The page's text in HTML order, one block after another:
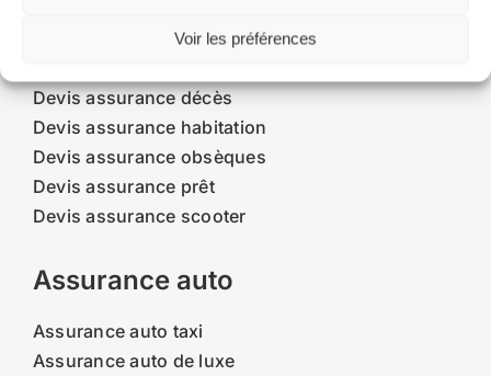
Voir les préférences
Devis assurance camping-car
Devis assurance décès
Devis assurance habitation
Devis assurance obsèques
Devis assurance prêt
Devis assurance scooter
Assurance auto
Assurance auto taxi
Assurance auto de luxe